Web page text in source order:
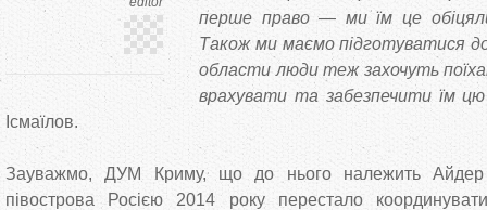
перше право — ми їм це
Також ми маємо підготуватися
области люди теж захочуть
врахувати та забезпечити їм
Ісмаїлов.
Зауважмо, ДУМ Криму, що до нього належить Айдер
півострова Росією 2014 року перестало